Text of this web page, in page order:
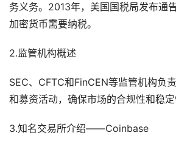
务义务。2013年，美国国税局发布通
加密货币需要纳税。
2.监管机构概述
SEC、CFTC和FinCEN等监管机构负
和募资活动，确保市场的合规性和稳定
3.知名交易所介绍——Coinbase